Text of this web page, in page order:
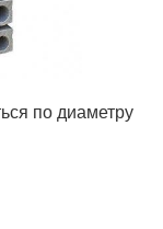
по диаметру